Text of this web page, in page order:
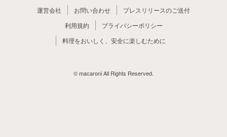
運営会社
お問い合わせ
プレスリリースのご送付
利用規約
プライバシーポリシー
料理をおいしく、安全に楽しむために
© macaroni All Rights Reserved.